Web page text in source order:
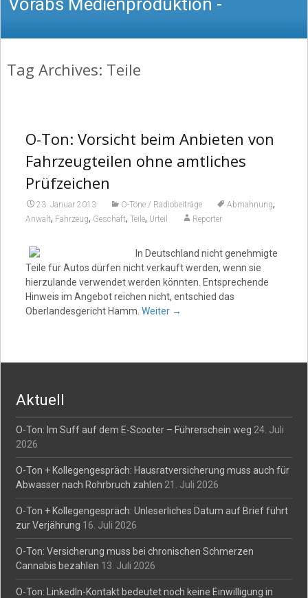
Nachrichten, Texte, Podcast, O-Töne,
Video
Tag Archives: Teile
O-Ton: Vorsicht beim Anbieten von
Fahrzeugteilen ohne amtliches
Prüfzeichen
23. Januar 2013 O-Töne / Radiobeiträge Abmahnung,
Anwalt, Fahrzeug, Geschäft, Teile, Urteil Reporter
In Deutschland nicht genehmigte
Teile für Autos dürfen nicht verkauft werden, wenn sie
hierzulande verwendet werden könnten. Entsprechende
Hinweis im Angebot reichen nicht, entschied das
Oberlandesgericht Hamm. Weiter →
Aktuell
O-Ton: Im Suff auf dem E-Scooter – Führerschein weg 24. Juli
2026
O-Ton + Kollegengespräch: Hausratversicherung muss auch für
Abwasser nach Rohrbruch zahlen 21. Juli 2026
O-Ton + Kollegengespräch: Unleserliches Datum auf Brief führt
zur Verjährung 16. Juli 2026
O-Ton: Versicherung muss bei chronischen Schmerzen
Cannabis bezahlen 13. Juli 2026
O-Ton: LinkedIn-Kontakt bedeutet noch keine Einwilligung in